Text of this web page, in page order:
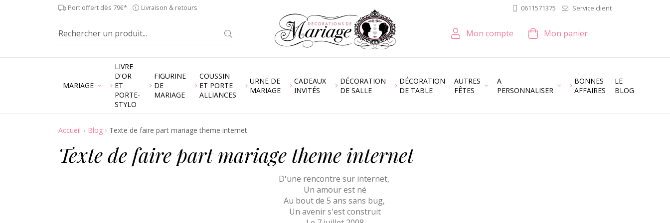
Port offert dès 79€* Livraison & retours 0611571375 Service client
Mon compte Mon panier
MARIAGE
LIVRE
D'OR
ET
PORTE-
STYLO
FIGURINE
DE
MARIAGE
COUSSIN
ET PORTE
ALLIANCES
URNE DE
MARIAGE
CADEAUX
INVITÉS
DÉCORATION
DE SALLE
DÉCORATION
DE TABLE
AUTRES
FÊTES
A
PERSONNALISER
BONNES
AFFAIRES
LE
BLOG
Accueil Blog Texte de faire part mariage theme internet
Texte de faire part mariage theme internet
D'une rencontre sur internet,
Un amour est né
Au bout de 5 ans sans bug,
Un avenir s'est construit